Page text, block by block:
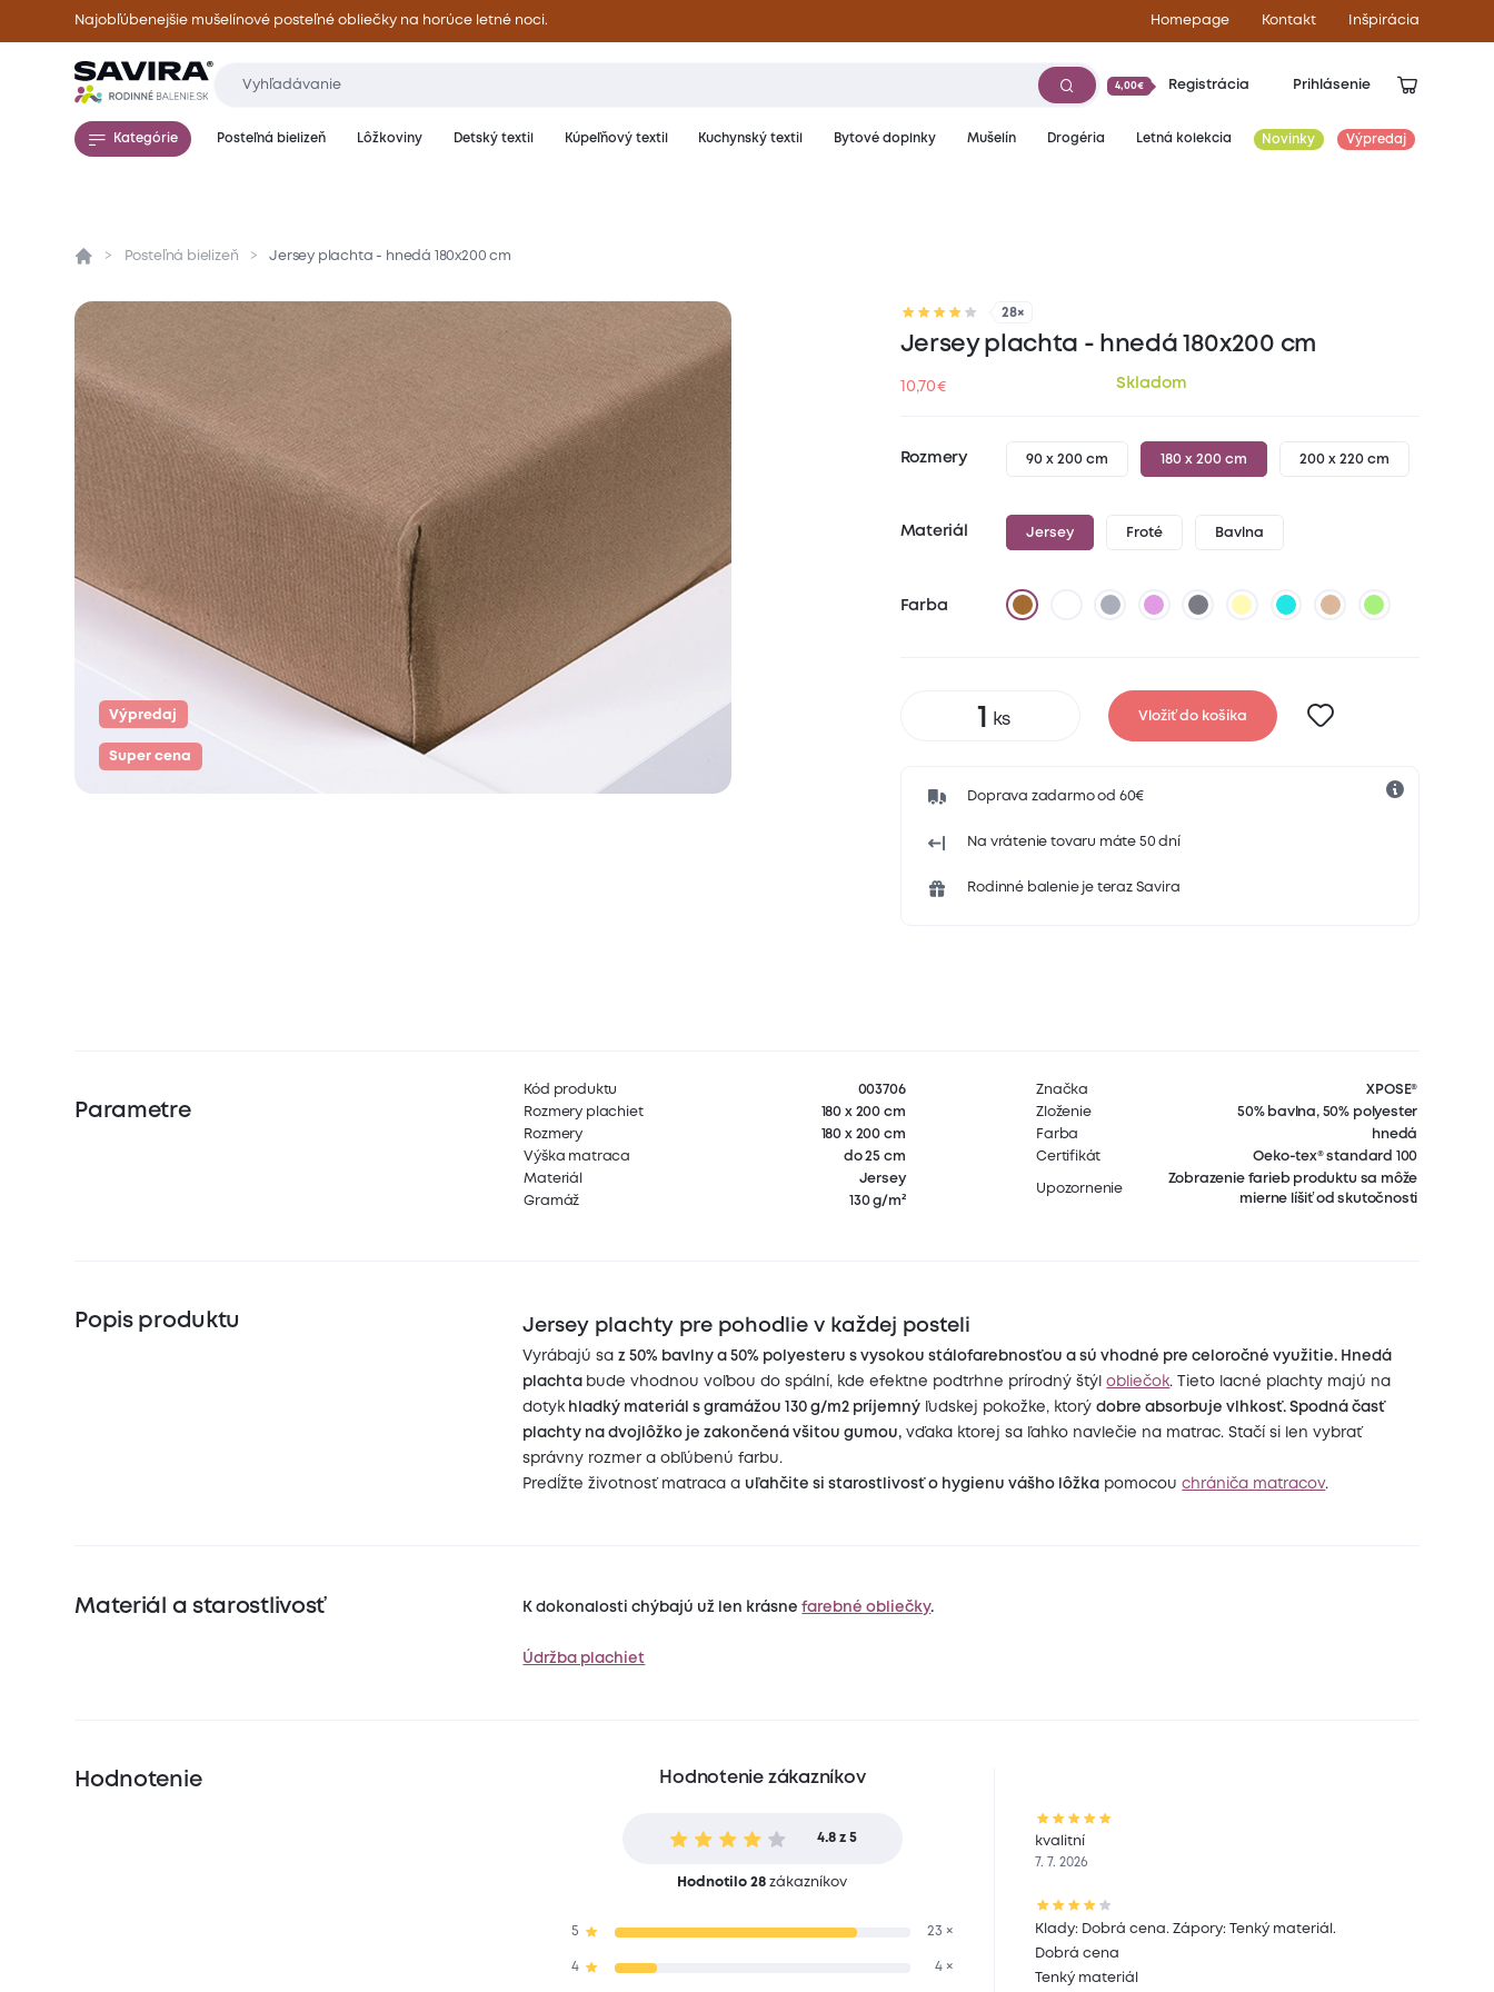
Najobľúbenejšie mušelínové posteľné obliečky na horúce letné noci. Homepage Kontakt Inšpirácia
4,00€ Registrácia Prihlásenie
Kategórie Posteľná bielizeň Lôžkoviny Detský textil Kúpeľňový textil Kuchynský textil Bytové doplnky Mušelín Drogéria Letná kolekcia Novinky Výpredaj
Prehľad Parametre Popis produktu Materiál a starostlivosť
Posteľná bielizeň Jersey plachta - hnedá 180x200 cm
28×
Jersey plachta - hnedá 180x200 cm
10,70 € Skladom
Rozmery 90 x 200 cm 180 x 200 cm 200 x 220 cm
Materiál Jersey Froté Bavlna
Farba
Vložiť do košíka
Doprava zadarmo od 60€
Na vrátenie tovaru máte 50 dní
Rodinné balenie je teraz Savira
Výpredaj
Super cena
Parametre
Kód produktu
003706
Rozmery plachiet
180 x 200 cm
Rozmery
180 x 200 cm
Výška matraca
do 25 cm
Materiál
Jersey
Gramáž
130 g/m²
Značka
XPOSE®
Zloženie
50% bavlna, 50% polyester
Farba
hnedá
Certifikát
Oeko-tex® standard 100
Upozornenie
Zobrazenie farieb produktu sa môže
mierne líšiť od skutočnosti
Popis produktu Jersey plachty pre pohodlie v každej posteli
Vyrábajú saz 50% bavlny a 50% polyesteru s vysokou stálofarebnosťou a sú vhodné pre celoročné využitie. Hnedá
plachta bude vhodnou voľbou do spální, kde efektne podtrhne prírodný štýlobliečok.
Tieto lacné plachty majú na
dotyk hladký materiál s gramážou 130 g/m2 príjemný ľudskej pokožke, ktorýdobre absorbuje vlhkosť.Spodná časť
plachty na dvojlôžko je zakončená všitou gumou, vďaka ktorej sa ľahko navlečie na matrac.Stačí si len vybrať
správny rozmer a obľúbenú farbu.
Predĺžte životnosť matraca a uľahčite si starostlivosť o hygienu vášho lôžka pomocouchrániča matracov.
Materiál a starostlivosť K dokonalosti chýbajú už len krásnefarebné obliečky.
Údržba plachiet
Hodnotenie Hodnotenie zákazníkov
4.8 z 5
Hodnotilo 28 zákazníkov
5 23 ×
4 4 ×
kvalitní
7. 7. 2026
Klady: Dobrá cena. Zápory: Tenký materiál.
Dobrá cena
Tenký materiál